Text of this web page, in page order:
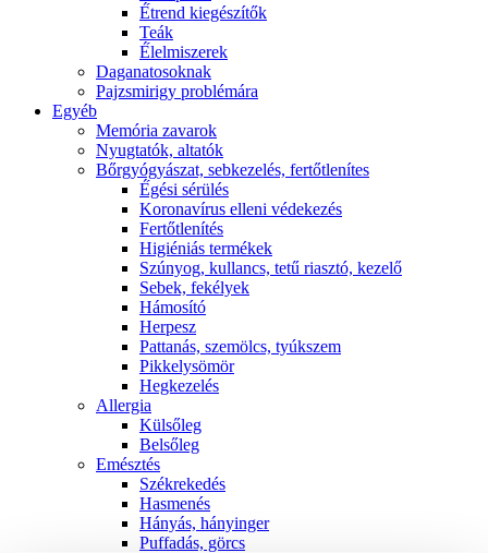
É́trend kiegészítők
Teák
É́lelmiszerek
Daganatosoknak
Pajzsmirigy problémára
Egyéb
Memória zavarok
Nyugtatók, altatók
Bőrgyógyászat, sebkezelés, fertőtlenítes
É́gési sérülés
Koronavírus elleni védekezés
Fertőtlenítés
Higiéniás termékek
Szúnyog, kullancs, tetű riasztó, kezelő
Sebek, fekélyek
Hámosító
Herpesz
Pattanás, szemölcs, tyúkszem
Pikkelysömör
Hegkezelés
Allergia
Külsőleg
Belsőleg
Emésztés
Székrekedés
Hasmenés
Hányás, hányinger
Puffadás, görcs